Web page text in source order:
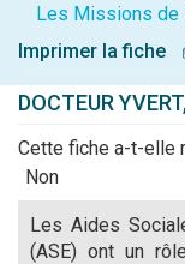
Les Missions de
Imprimer la fiche
DOCTEUR
Cette fiche a-t-elle
Non
Les Aides
(ASE) ont un